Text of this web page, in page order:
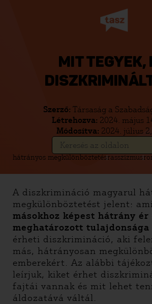
MIT TEGYEK,
Szerző: Társaság a
Létrehozva: 2024. május
Módosítva: 2024. július
hátrányos megkülönböztetésrasszizmus
A diszkrimináció magyarul
megkülönböztetést jelent:
másokhoz képest hátrány ér
meghatározott
érheti diszkrimináció, aki
más, hátrányosan
emberekért. Az alábbi
leírjuk, kiket érhet
fajtái vannak és mit lehet
áldozatává váltál.